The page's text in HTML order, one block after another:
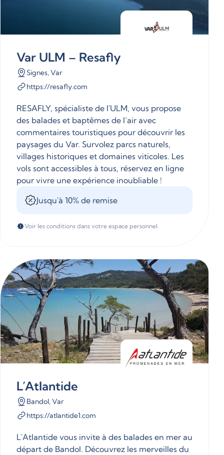
Var ULM – Resafly
Signes, Var
https://resafly.com
RESAFLY, spécialiste de l'ULM, vous propose
des balades et baptêmes de l’air avec
commentaires touristiques pour découvrir les
paysages du Var. Survolez parcs naturels,
villages historiques et domaines viticoles. Les
vols sont accessibles à tous, réservez en ligne
pour vivre une expérience inoubliable !
Jusqu'à 10% de remise
Voir les conditions dans votre espace personnel.
L’Atlantide
Bandol, Var
https://atlantide1.com
L'Atlantide vous invite à des balades en mer au
départ de Bandol. Découvrez les merveilles du